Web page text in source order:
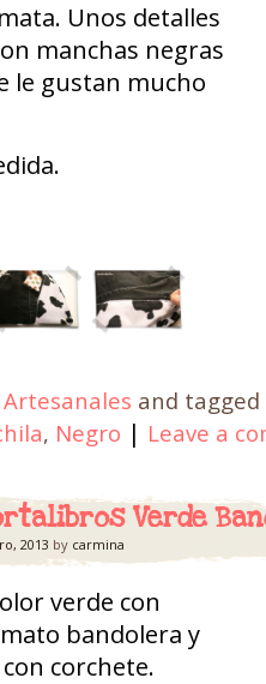
Unos detalles
manchas negras
le gustan mucho
and tagged
, Negro | Leave a
Verde
2013 by carmina
verde con
bandolera y
corchete.